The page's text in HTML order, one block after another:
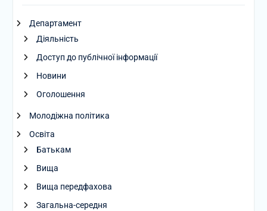
Департамент
Діяльність
Доступ до публічної інформації
Новини
Оголошення
Молодіжна політика
Освіта
Батькам
Вища
Вища передфахова
Загальна-середня